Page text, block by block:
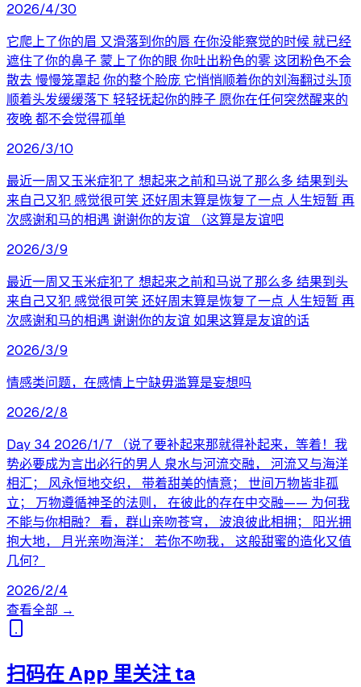
2026/4/30
它爬上了你的眉 又滑落到你的唇 在你没能察觉的时候 就已经
遮住了你的鼻子 蒙上了你的眼 你吐出粉色的雾 这团粉色不会
散去 慢慢笼罩起 你的整个脸庞 它悄悄顺着你的刘海翻过头顶
顺着头发缓缓落下 轻轻抚起你的脖子 愿你在任何突然醒来的
夜晚 都不会觉得孤单
2026/3/10
最近一周又玉米症犯了 想起来之前和马说了那么多 结果到头
来自己又犯 感觉很可笑 还好周末算是恢复了一点 人生短暂 再
次感谢和马的相遇 谢谢你的友谊 （这算是友谊吧
2026/3/9
最近一周又玉米症犯了 想起来之前和马说了那么多 结果到头
来自己又犯 感觉很可笑 还好周末算是恢复了一点 人生短暂 再
次感谢和马的相遇 谢谢你的友谊 如果这算是友谊的话
2026/3/9
情感类问题，在感情上宁缺毋滥算是妄想吗
2026/2/8
Day 34 2026/1/7 （说了要补起来那就得补起来，等着！我
势必要成为言出必行的男人 泉水与河流交融， 河流又与海洋
相汇； 风永恒地交织， 带着甜美的情意； 世间万物皆非孤
立； 万物遵循神圣的法则， 在彼此的存在中交融—— 为何我
不能与你相融？ 看，群山亲吻苍穹， 波浪彼此相拥； 阳光拥
抱大地， 月光亲吻海洋： 若你不吻我， 这般甜蜜的造化又值
几何？
2026/2/4
查看全部 →
扫码在 App 里关注 ta